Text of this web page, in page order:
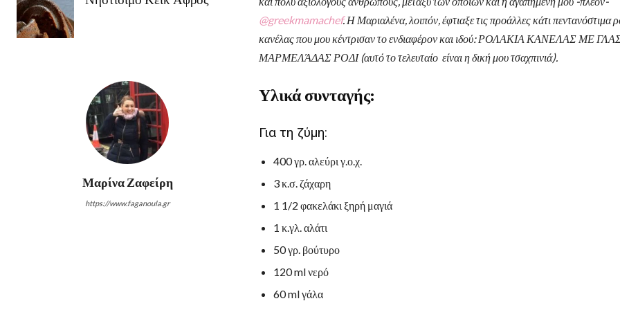
Μαρίνα Ζαφείρη
https://www.faganoula.gr
@greekmamachef. Η Μαριαλένα, λοιπόν, έφτιαξε τις προάλλες κάτι πεντανόστιμα
κανέλας που μου κέντρισαν το ενδιαφέρον και ιδού: ΡΟΛΑΚΙΑ ΚΑΝΕΛΑΣ ΜΕ
ΜΑΡΜΕΛΆΔΑΣ ΡΟΔΙ (αυτό το τελευταίο είναι η δική μου τσαχπινιά).
Υλικά συνταγής:
Για τη ζύμη:
400 γρ. αλεύρι γ.ο.χ.
3 κ.σ. ζάχαρη
1 1/2 φακελάκι ξηρή μαγιά
1 κ.γλ. αλάτι
50 γρ. βούτυρο
120 ml νερό
60 ml γάλα